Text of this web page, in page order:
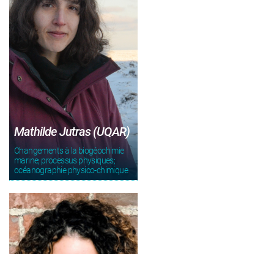
Mathilde Jutras (UQAR)
Changements à la biogéochimie
marine; processus physiques;
océanographie physico-chimique